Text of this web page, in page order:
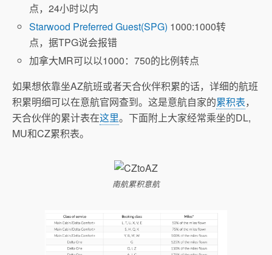
点，24小时以内
Starwood Preferred Guest(SPG) 1000:1000转
点，据TPG说会报错
加拿大MR可以以1000：750的比例转点
如果想依靠坐AZ航班或者天合伙伴积累的话，详细的航班
积累明细可以在意航官网查到。这是意航自家的累积表，
天合伙伴的累计表在这里。下面附上大家经常乘坐的DL,
MU和CZ累积表。
南航累积意航